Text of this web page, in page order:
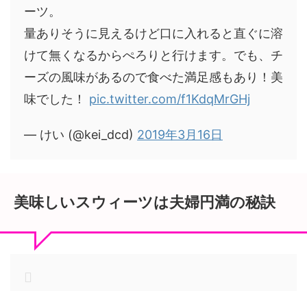
ーツ。
量ありそうに見えるけど口に入れると直ぐに溶
けて無くなるからぺろりと行けます。でも、チ
ーズの風味があるので食べた満足感もあり！美
味でした！ pic.twitter.com/f1KdqMrGHj
— けい (@kei_dcd) 2019年3月16日
美味しいスウィーツは夫婦円満の秘訣